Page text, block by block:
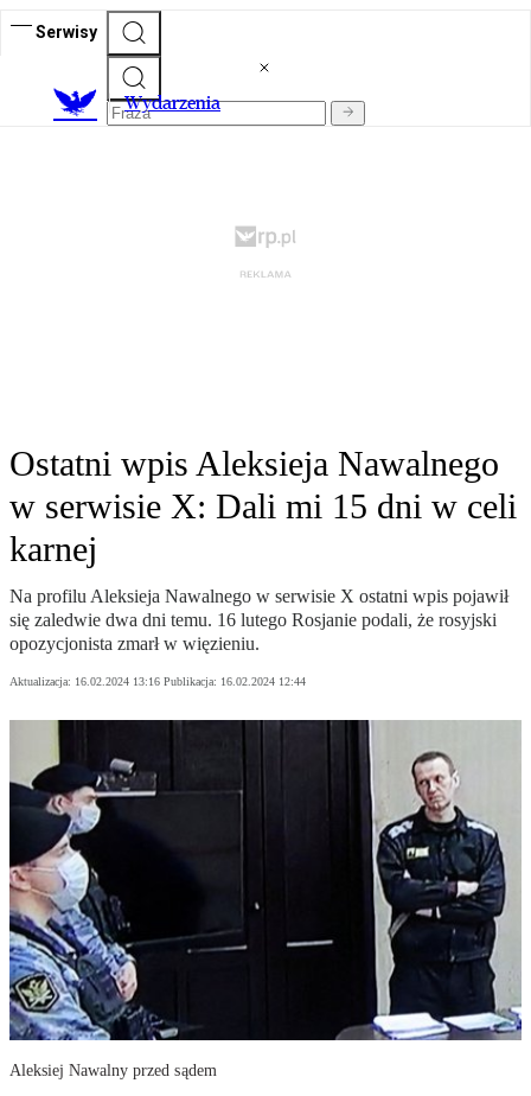
Serwisy
Wydarzenia
Ostatni wpis Aleksieja Nawalnego
w serwisie X: Dali mi 15 dni w celi
karnej
Na profilu Aleksieja Nawalnego w serwisie X ostatni wpis pojawił
się zaledwie dwa dni temu. 16 lutego Rosjanie podali, że rosyjski
opozycjonista zmarł w więzieniu.
Aktualizacja: 16.02.2024 13:16 Publikacja: 16.02.2024 12:44
Aleksiej Nawalny przed sądem